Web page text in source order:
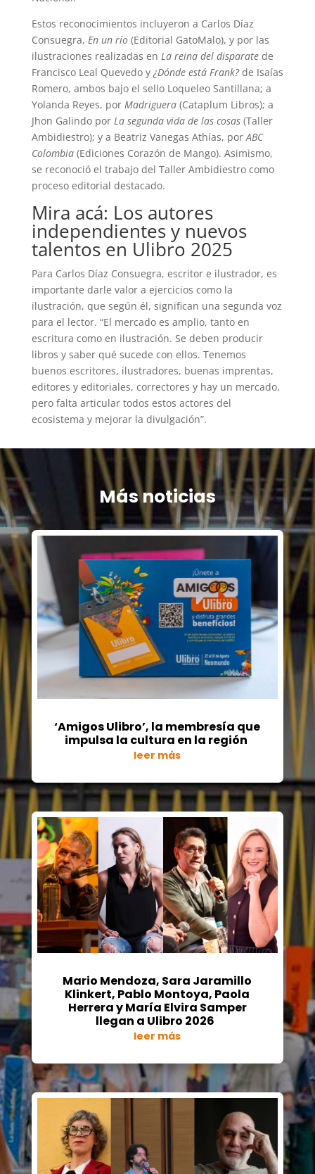
Estos reconocimientos incluyeron a Carlos Díaz
Consuegra, En un río(Editorial GatoMalo), y por las
ilustraciones realizadas en La reina del disparatede
Francisco Leal Quevedo y ¿Dónde está Frank?de Isaías
Romero, ambos bajo el sello Loqueleo Santillana; a
Yolanda Reyes, por Madriguera(Cataplum Libros); a
Jhon Galindo porLa segunda vida de las cosas(Taller
Ambidiestro); y a Beatriz Vanegas Athías, por ABC
Colombia(Ediciones Corazón de Mango). Asimismo,
se reconoció el trabajo del Taller Ambidiestro como
proceso editorial destacado.
Mira acá: Los autores
independientes y nuevos
talentos en Ulibro 2025
Para Carlos Díaz Consuegra, escritor e ilustrador, es
importante darle valor a ejercicios como la
ilustración, que según él, significan una segunda voz
para el lector. “El mercado es amplio, tanto en
escritura como en ilustración. Se deben producir
libros y saber qué sucede con ellos. Tenemos
buenos escritores, ilustradores, buenas imprentas,
editores y editoriales, correctores y hay un mercado,
pero falta articular todos estos actores del
ecosistema y mejorar la divulgación”.
Más noticias
‘Amigos Ulibro’, la membresía que
impulsa la cultura en la región
leer más
Mario Mendoza, Sara Jaramillo
Klinkert, Pablo Montoya, Paola
Herrera y María Elvira Samper
llegan a Ulibro 2026
leer más